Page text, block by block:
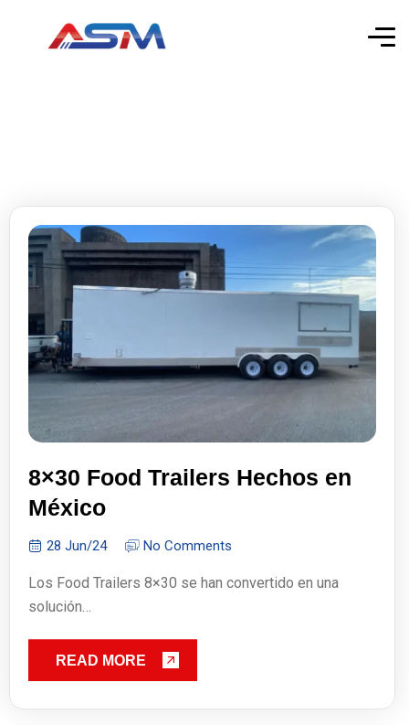
8×30 Food Trailers Hechos en
México
28 Jun/24 No Comments
Los Food Trailers 8×30 se han convertido en una
solución…
READ MORE